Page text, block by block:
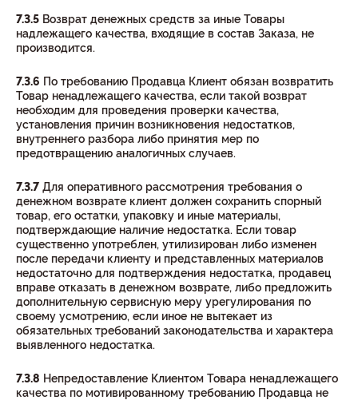
7.3.5 Возврат денежных средств за иные Товары
надлежащего качества, входящие в состав Заказа, не
производится.
7.3.6 По требованию Продавца Клиент обязан возвратить
Товар ненадлежащего качества, если такой возврат
необходим для проведения проверки качества,
установления причин возникновения недостатков,
внутреннего разбора либо принятия мер по
предотвращению аналогичных случаев.
7.3.7 Для оперативного рассмотрения требования о
денежном возврате клиент должен сохранить спорный
товар, его остатки, упаковку и иные материалы,
подтверждающие наличие недостатка. Если товар
существенно употреблен, утилизирован либо изменен
после передачи клиенту и представленных материалов
недостаточно для подтверждения недостатка, продавец
вправе отказать в денежном возврате, либо предложить
дополнительную сервисную меру урегулирования по
своему усмотрению, если иное не вытекает из
обязательных требований законодательства и характера
выявленного недостатка.
7.3.8 Непредоставление Клиентом Товара ненадлежащего
качества по мотивированному требованию Продавца не